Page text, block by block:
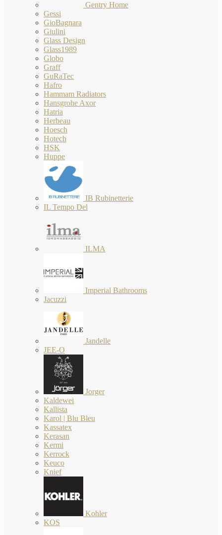
Gentry Home
Gessi
GioBagnara
Giulini
Glass Design
Glass1989
Globo
Graff
GuRaTec
Hafro
Hammam Radiators
Hansgrohe Axor
Hatria
Herbeau
Hoesch
Hotech
HSK
Huppe
IB Rubinetterie
IL Tempo Del
ILMA
Imperial Bathrooms
Jacuzzi
Jandelle
JEE-O
Jorger
Kaldewei
Kallista
Karol | Blu Bleu
Kassatex
Kerasan
Kermi
Kerrock
Keuco
Knief
Kohler
KOS